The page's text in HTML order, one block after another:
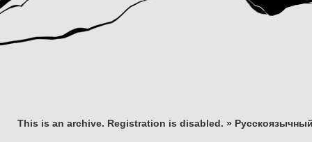
This is an archive. Registration is disabled. »